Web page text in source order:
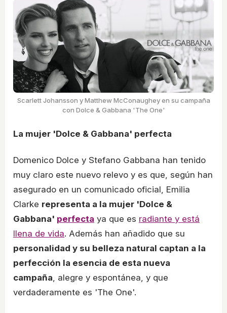
Scarlett Johansson y Matthew McConaughey en su campaña
con Dolce & Gabbana 'The One'
La mujer 'Dolce & Gabbana' perfecta
Domenico Dolce y Stefano Gabbana han tenido
muy claro este nuevo relevo y es que, según han
asegurado en un comunicado oficial, Emilia
Clarke representa a la mujer 'Dolce &
Gabbana' perfecta ya que es radiante y está
llena de vida. Además han añadido que su
personalidad y su belleza natural captan a la
perfección la esencia de esta nueva
campaña , alegre y espontánea, y que
verdaderamente es 'The One'.